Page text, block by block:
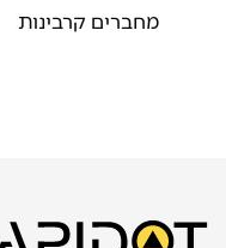
מחברים קרבינות